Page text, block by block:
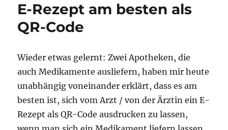
Krankenkasse
Kinder
E-Rezept am besten als
QR-Code
Wieder etwas gelernt: Zwei Apotheken, die
auch Medikamente ausliefern, haben mir heute
unabhängig voneinander erklärt, dass es am
besten ist, sich vom Arzt / von der Ärztin ein E-
Rezept als QR-Code ausdrucken zu lassen,